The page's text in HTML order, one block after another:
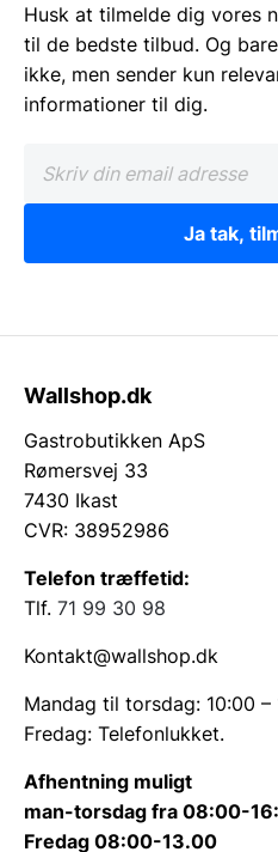
Husk at tilmelde dig vores
til de bedste tilbud. Og
ikke, men sender kun
informationer til dig.
Ja tak,
Wallshop.dk
Gastrobutikken ApS
Rømersvej 33
7430 Ikast
CVR: 38952986
Telefon træffetid:
Tlf. 71 99 30 98
Kontakt@wallshop.dk
Mandag til torsdag: 10:00 –
Fredag: Telefonlukket.
Afhentning muligt
man-torsdag fra 08:00-
Fredag 08:00-13.00